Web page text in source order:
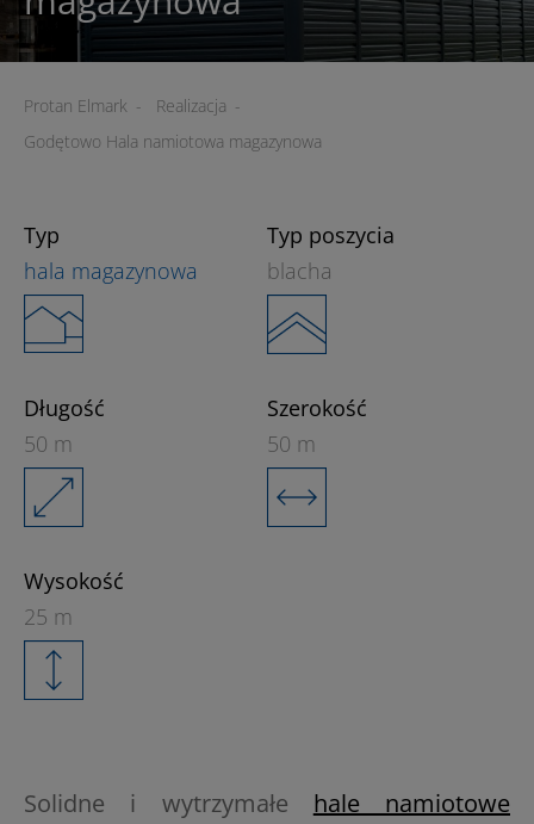
Protan Elmark - Realizacja -
Godętowo Hala namiotowa magazynowa
Typ
hala magazynowa
Typ poszycia
blacha
Długość
50 m
Szerokość
50 m
Wysokość
25 m
Solidne i wytrzymałe hale namiotowe